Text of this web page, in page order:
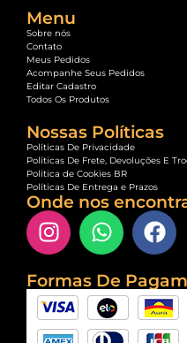
Menu
Sobre nós
Contato
Meus Pedidos
Acompanhe Seus Pedidos
Editar Cadastro
Todos Os Produtos
Nossas Políticas
Políticas De Privacidade
Políticas De Frete, Devoluções E
Política de Cookies BR
Políticas De Entrega e Prazos
Onde nos
Formas De